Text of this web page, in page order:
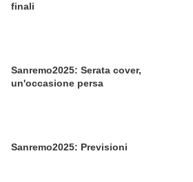
finali
Sanremo2025: Serata cover,
un'occasione persa
Sanremo2025: Previsioni